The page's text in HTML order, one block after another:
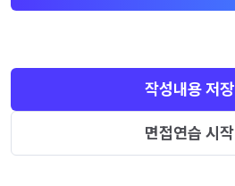
작성내용 저장
면접연습 시작